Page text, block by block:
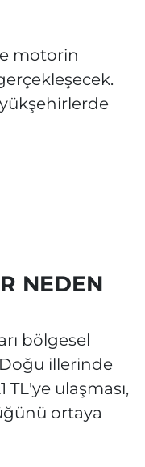
motorin
NEDEN
bölgesel
illerinde
TL'ye ulaşması,
ortaya